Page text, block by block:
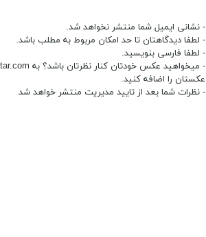
- نشانی ایمیل شما منتشر نخواهد شد.
- لطفا دیدگاهتان تا حد امکان مربوط به مطلب باشد.
- لطفا فارسی بنویسید.
- میخواهید عکس خودتان کنار نظرتان باشد؟ به
عکستان را اضافه کنید.
- نظرات شما بعد از تایید مدیریت منتشر خواهد شد